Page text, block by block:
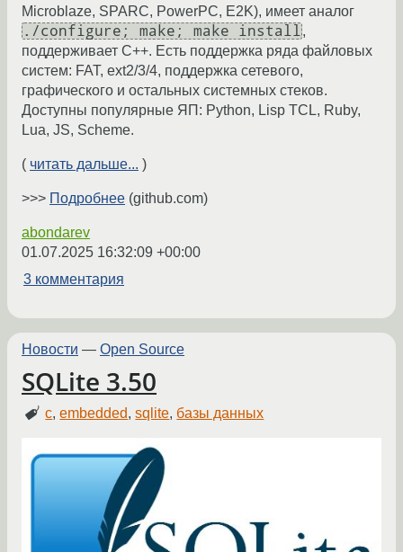
Microblaze, SPARC, PowerPC, E2K), имеет аналог
./configure; make; make install ,
поддерживает C++. Есть поддержка ряда файловых
систем: FAT, ext2/3/4, поддержка сетевого,
графического и остальных системных стеков.
Доступны популярные ЯП: Python, Lisp TCL, Ruby,
Lua, JS, Scheme.
( читать дальше... )
>>> Подробнее (github.com)
abondarev
01.07.2025 16:32:09 +00:00
3 комментария
Новости — Open Source
SQLite 3.50
c,embedded,sqlite, базы данных